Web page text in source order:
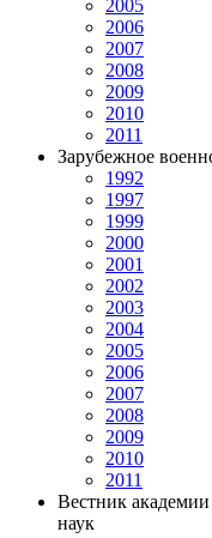
2005
2006
2007
2008
2009
2010
2011
Зарубежное
1992
1997
1999
2000
2001
2002
2003
2004
2005
2006
2007
2008
2009
2010
2011
Вестник
наук